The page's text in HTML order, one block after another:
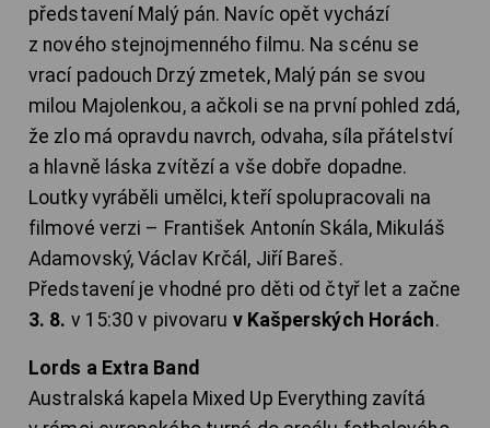
představení Malý pán. Navíc opět vychází
z nového stejnojmenného fil­mu. Na scénu se
vrací padouch Drzý zmetek, Malý pán se svou
milou Majolenkou, a ačkoli se na první pohled zdá,
že zlo má opravdu navrch, odvaha, síla přátelství
a hlavně láska zvítězí a vše dobře dopadne.
Loutky vyráběli umělci, kteří spolupracovali na
filmové verzi – František Antonín Skála, Mikuláš
Adamovský, Václav Krčál, Jiří Bareš.
Představení je vhodné pro děti od čtyř let a začne
3. 8. v 15:30 v pivovaru v Kašperských Horách.
Lords a Extra Band
Australská kapela Mixed Up Everything zavítá